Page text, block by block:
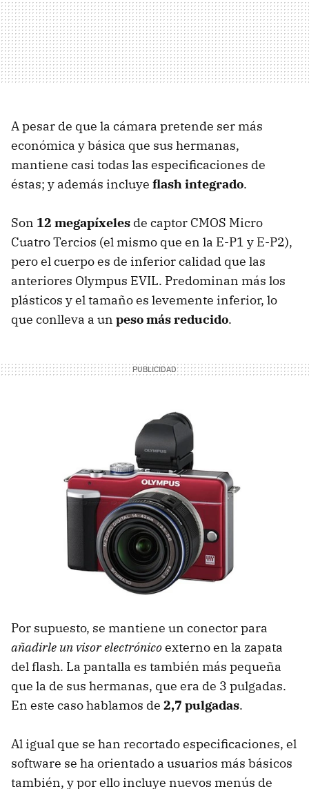
A pesar de que la cámara pretende ser más
económica y básica que sus hermanas,
mantiene casi todas las especificaciones de
éstas; y además incluye flash integrado.
Son 12 megapíxeles de captor CMOS Micro
Cuatro Tercios (el mismo que en la E-P1 y E-P2),
pero el cuerpo es de inferior calidad que las
anteriores Olympus EVIL. Predominan más los
plásticos y el tamaño es levemente inferior, lo
que conlleva a un peso más reducido.
Por supuesto, se mantiene un conector para
añadirle un visor electrónicoexterno en la zapata
del flash. La pantalla es también más pequeña
que la de sus hermanas, que era de 3 pulgadas.
En este caso hablamos de 2,7 pulgadas.
Al igual que se han recortado especificaciones, el
software se ha orientado a usuarios más básicos
también, y por ello incluye nuevos menús de